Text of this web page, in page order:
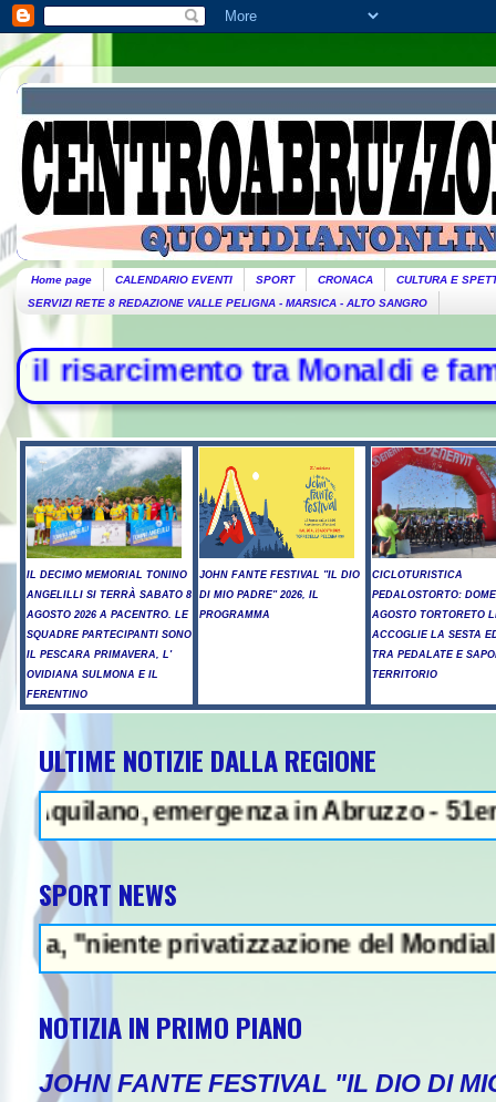
Home page CALENDARIO EVENTI SPORT CRONACA
CULTURA E
SERVIZI RETE 8 REDAZIONE VALLE PELIGNA - MARSICA - ALTO SANGRO
Monaldi e famiglia -
IL DECIMO MEMORIAL TONINO
ANGELILLI SI TERRÀ SABATO 8
AGOSTO 2026 A PACENTRO. LE
SQUADRE PARTECIPANTI SONO
IL PESCARA PRIMAVERA, L'
OVIDIANA SULMONA E IL
FERENTINO
JOHN FANTE FESTIVAL "IL DIO
DI MIO PADRE" 2026, IL
PROGRAMMA
CICLOTURISTICA
PEDALOSTORTO:
AGOSTO TORTORETO
ACCOGLIE LA SESTA
TRA PEDALATE E
TERRITORIO
ULTIME NOTIZIE DALLA REGIONE
in Abruzzo - 51enne
SPORT NEWS
del Mondiale"- L'Italia
NOTIZIA IN PRIMO PIANO
JOHN FANTE FESTIVAL "IL DIO DI
NEWS IN